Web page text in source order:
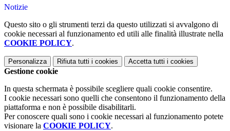
Notizie
Questo sito o gli strumenti terzi da questo utilizzati si avvalgono di
cookie necessari al funzionamento ed utili alle finalità illustrate nella
COOKIE POLICY.
Personalizza Rifiuta tutti i cookies Accetta tutti i cookies
Gestione cookie
In questa schermata è possibile scegliere quali cookie consentire.
I cookie necessari sono quelli che consentono il funzionamento della
piattaforma e non è possibile disabilitarli.
Per conoscere quali sono i cookie necessari al funzionamento potete
visionare la COOKIE POLICY.